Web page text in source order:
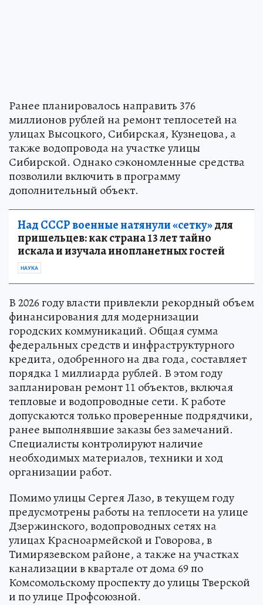
Ранее планировалось направить 376
миллионов рублей на ремонт теплосетей на
улицах Высоцкого, Сибирская, Кузнецова, а
также водопровода на участке улицы
Сибирской. Однако сэкономленные средства
позволили включить в программу
дополнительный объект.
Над СССР военные натянули «сетку»для
пришельцев: как страна 13 лет тайно
искала и изучала инопланетных гостей
НАУКА
В 2026 году власти привлекли рекордный объем
финансирования для модернизации
городских коммуникаций. Общая сумма
федеральных средств и инфраструктурного
кредита, одобренного на два года, составляет
порядка 1 миллиарда рублей. В этом году
запланирован ремонт 11 объектов, включая
тепловые и водопроводные сети. К работе
допускаются только проверенные подрядчики,
ранее выполнявшие заказы без замечаний.
Специалисты контролируют наличие
необходимых материалов, техники и ход
организации работ.
Помимо улицы Сергея Лазо, в текущем году
предусмотрены работы на теплосети на улице
Дзержинского, водопроводных сетях на
улицах Красноармейской и Говорова, в
Тимирязевском районе, а также на участках
канализации в квартале от дома 69 по
Комсомольскому проспекту до улицы Тверской
и по улице Профсоюзной.